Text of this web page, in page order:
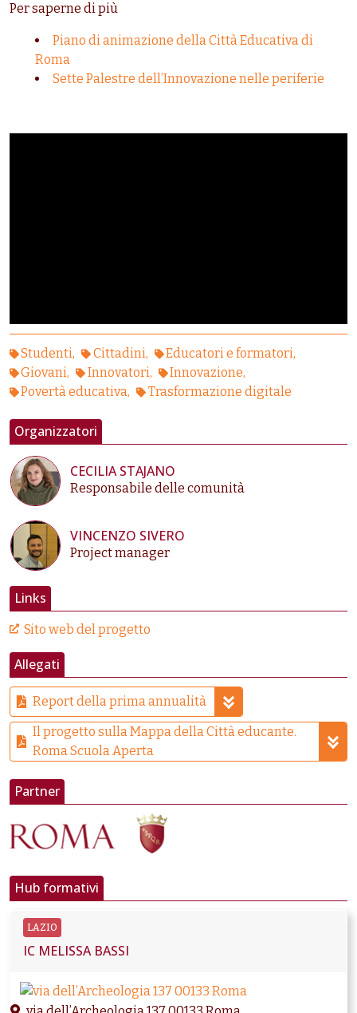
Per saperne di più
Piano di animazione della Città Educativa di
Roma
Sette Palestre dell’Innovazione nelle periferie
Studenti Cittadini
Educatori e formatori
Giovani
Innovatori
Innovazione
Povertà educativa
Trasformazione digitale
Organizzatori
CECILIA STAJANO
Responsabile delle comunità
VINCENZO SIVERO
Project manager
Links
Sito web del progetto
Allegati
Report della prima annualità
Il progetto sulla Mappa della Città educante.
Roma Scuola Aperta
Partner
Hub formativi
LAZIO
IC MELISSA BASSI